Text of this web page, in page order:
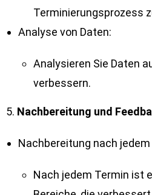
Terminierungsprozess
Analyse von Daten:
Analysieren Sie Daten
verbessern.
5. Nachbereitung und
Nachbereitung nach jedem
Nach jedem Termin ist